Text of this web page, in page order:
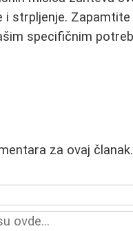
i strpljenje.
specifičnim
za ovaj članak.